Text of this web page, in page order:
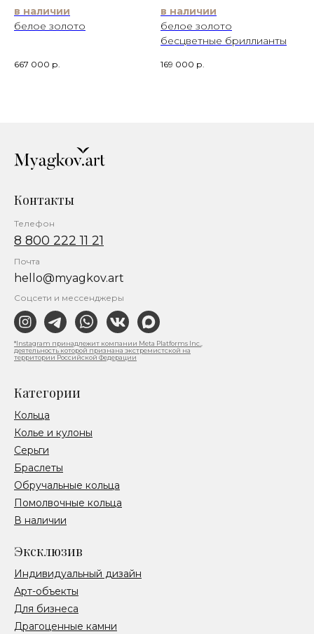
в наличии
белое золото
667 000 р.
в наличии
белое золото
бесцветные бриллианты
169 000 р.
Контакты
Эксклюзив
Категории
Телефон
Драгоценные камни
Для бизнеса
Арт-объекты
Индивидуальный дизайн
Помолвочные кольца
Обручальные кольца
Браслеты
Серьги
Колье и кулоны
Кольца
Соцсети и мессенджеры
hello@myagkov.art
Почта
8 800 222 11 21
*Instagram принадлежит компании Meta Platforms Inc.,
деятельность которой признана экстремистской на
территории Российской Федерации
В наличии